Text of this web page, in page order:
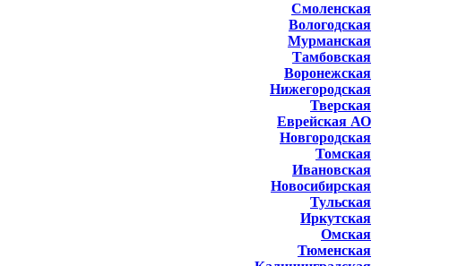
Смоленская
Вологодская
Мурманская
Тамбовская
Воронежская
Нижегородская
Тверская
Еврейская АО
Новгородская
Томская
Ивановская
Новосибирская
Тульская
Иркутская
Омская
Тюменская